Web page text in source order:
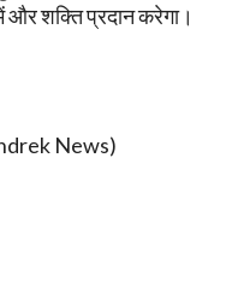
शक्ति प्रदान करेगा।